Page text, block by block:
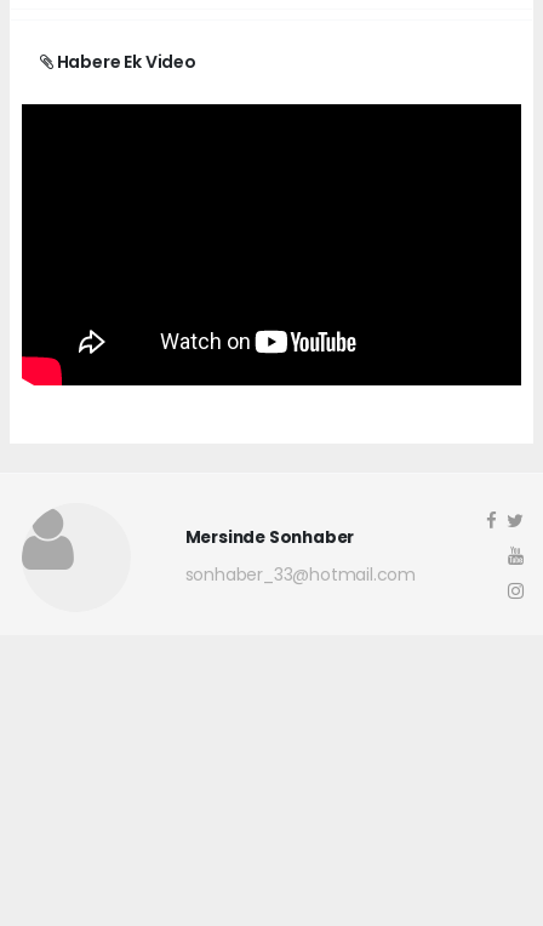
Habere Ek Video
Mersinde Sonhaber
sonhaber_33@hotmail.com